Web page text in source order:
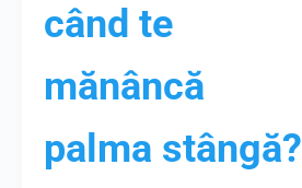
când te
mănâncă
palma stângă?